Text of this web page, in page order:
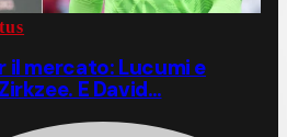
il mercato: Lucumi e
E David…